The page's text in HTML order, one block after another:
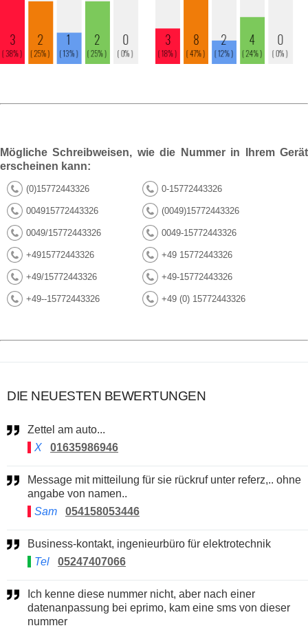
Mögliche Schreibweisen, wie die Nummer in Ihrem Gerät
erscheinen kann:
(0)15772443326 0-15772443326
004915772443326 (0049)15772443326
0049/15772443326 0049-15772443326
+4915772443326 +49 15772443326
+49/15772443326 +49-15772443326
+49--15772443326 +49 (0) 15772443326
DIE NEUESTEN BEWERTUNGEN
Zettel am auto...
X
01635986946
Message mit mitteilung für sie rückruf unter referz,.. ohne
angabe von namen..
Sam
054158053446
Business-kontakt, ingenieurbüro für elektrotechnik
Tel
05247407066
datenanpassung bei eprimo, kam eine sms von dieser
nummer